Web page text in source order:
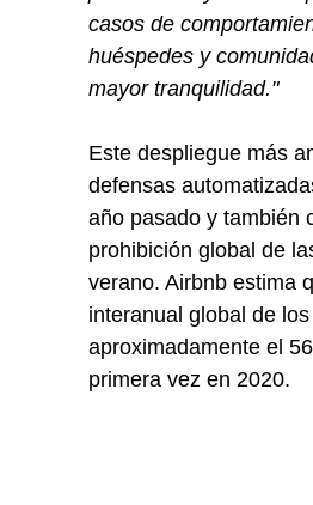
casos de
huéspedes y
mayor tranquilidad."
Este despliegue más
defensas
año pasado y también
prohibición global de
verano. Airbnb estima
interanual global de
aproximadamente el
primera vez en 2020.